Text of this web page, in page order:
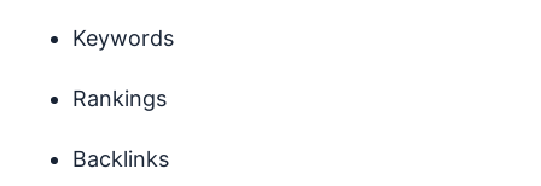
Keywords
Rankings
Backlinks